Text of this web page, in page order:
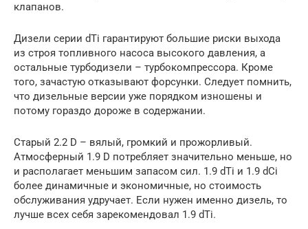
клапанов.
Дизели серии dTi гарантируют большие риски выхода
из строя топливного насоса высокого давления, а
остальные турбодизели – турбокомпрессора. Кроме
того, зачастую отказывают форсунки. Следует помнить,
что дизельные версии уже порядком изношены и
потому гораздо дороже в содержании.
Старый 2.2 D – вялый, громкий и прожорливый.
Атмосферный 1.9 D потребляет значительно меньше, но
и располагает меньшим запасом сил. 1.9 dTi и 1.9 dCi
более динамичные и экономичные, но стоимость
обслуживания удручает. Если нужен именно дизель, то
лучше всех себя зарекомендовал 1.9 dTi.